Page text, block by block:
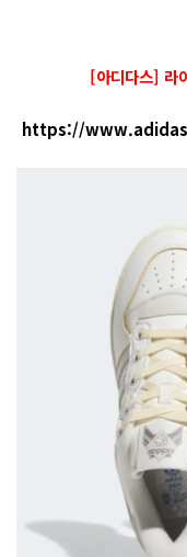
[아디다스] 라
https://